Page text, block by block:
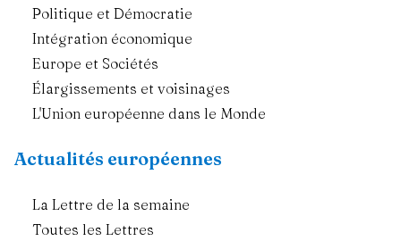
Politique et Démocratie
Intégration économique
Europe et Sociétés
Élargissements et voisinages
L'Union européenne dans le Monde
Actualités européennes
La Lettre de la semaine
Toutes les Lettres